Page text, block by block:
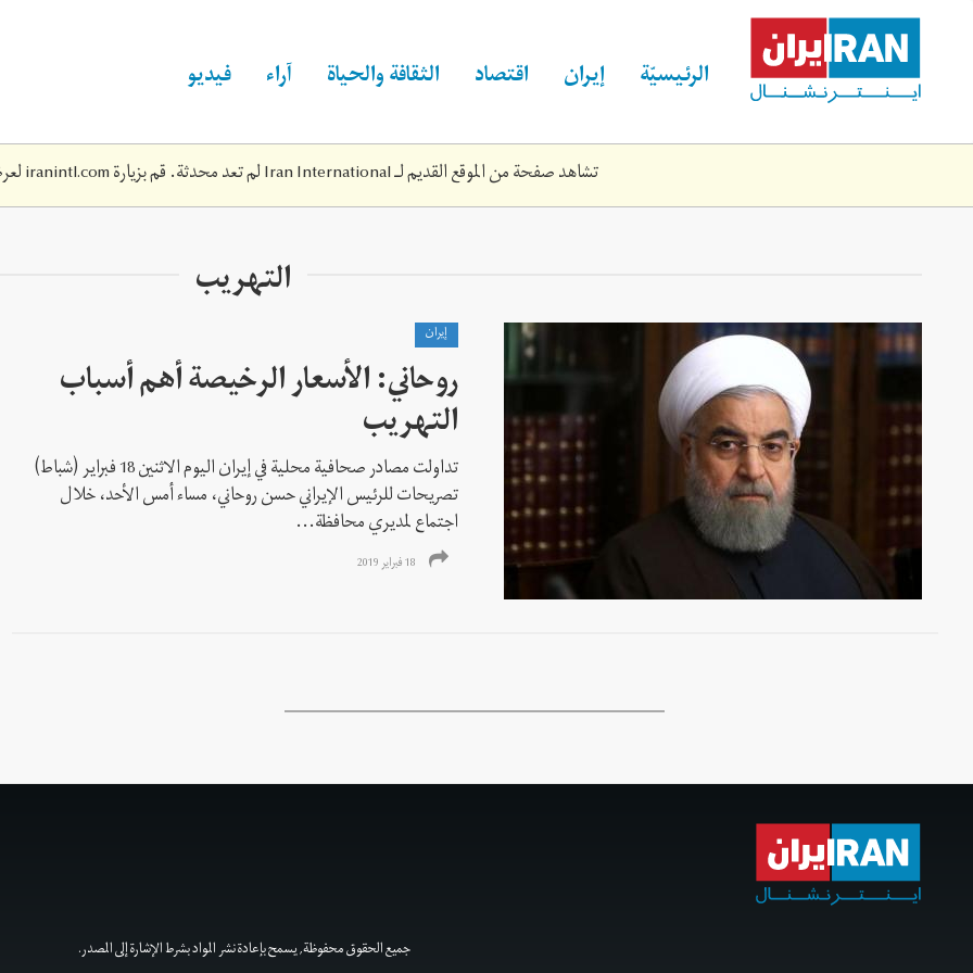
content الرئيسيّة إيران اقتصاد الثقافة والحياة آراء فيديو
تشاهد صفحة من الموقع القديم لـ Iran International لم تعد محدثة. قم بزيارة iranintl.com
التهریب
إيران
روحاني: الأسعار الرخيصة أهم أسباب
التهريب
تداولت مصادر صحافية محلية في إيران اليوم الاثنين 18 فبراير (شباط)
تصريحات للرئيس الإيراني حسن روحاني، مساء أمس الأحد، خلال
اجتماع لمديري محافظة...
18 فبراير 2019
جميع الحقوق محفوظة, يسمح بإعادة نشر المواد بشرط الإشارة إلى المصدر.